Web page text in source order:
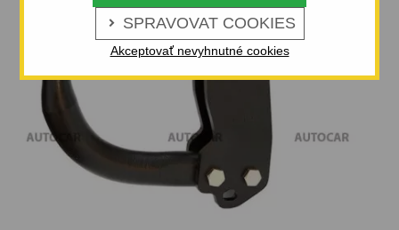
 SPRAVOVAT COOKIES
Akceptovať nevyhnutné cookies